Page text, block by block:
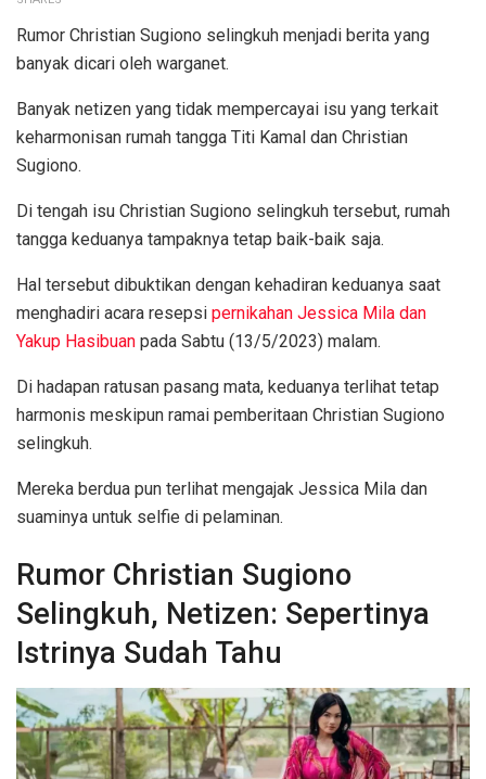
Rumor Christian Sugiono selingkuh menjadi berita yang
banyak dicari oleh warganet.
Banyak netizen yang tidak mempercayai isu yang terkait
keharmonisan rumah tangga Titi Kamal dan Christian
Sugiono.
Di tengah isu Christian Sugiono selingkuh tersebut, rumah
tangga keduanya tampaknya tetap baik-baik saja.
Hal tersebut dibuktikan dengan kehadiran keduanya saat
menghadiri acara resepsi pernikahan Jessica Mila dan
Yakup Hasibuan pada Sabtu (13/5/2023) malam.
Di hadapan ratusan pasang mata, keduanya terlihat tetap
harmonis meskipun ramai pemberitaan Christian Sugiono
selingkuh.
Mereka berdua pun terlihat mengajak Jessica Mila dan
suaminya untuk selfie di pelaminan.
Rumor Christian Sugiono
Selingkuh, Netizen: Sepertinya
Istrinya Sudah Tahu